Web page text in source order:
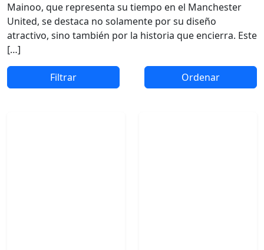
Mainoo, que representa su tiempo en el Manchester
United, se destaca no solamente por su diseño
atractivo, sino también por la historia que encierra. Este
[…]
Filtrar Ordenar